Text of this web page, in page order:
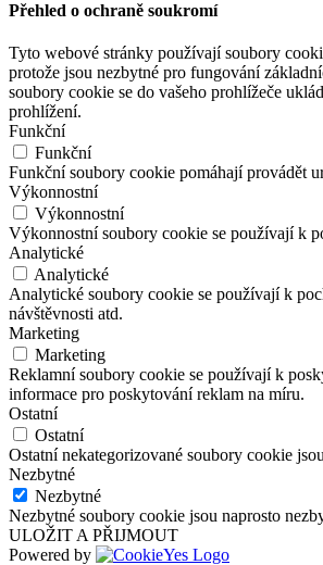
Přehled o ochraně soukromí
Tyto webové stránky používají soubory
protože jsou nezbytné pro fungování
soubory cookie se do vašeho prohlížeče
prohlížení.
Funkční
Funkční
Funkční soubory cookie pomáhají provádět
Výkonnostní
Výkonnostní
Výkonnostní soubory cookie se používají k
Analytické
Analytické
Analytické soubory cookie se používají k
návštěvnosti atd.
Marketing
Marketing
Reklamní soubory cookie se používají k
informace pro poskytování reklam na míru.
Ostatní
Ostatní
Ostatní nekategorizované soubory cookie
Nezbytné
Nezbytné
Nezbytné soubory cookie jsou naprosto
ULOŽIT A PŘIJMOUT
Powered by